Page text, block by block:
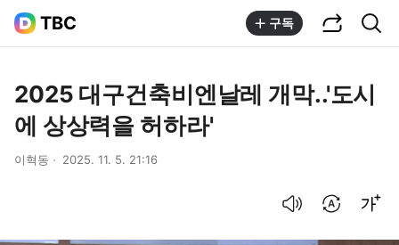
TBC 구독
2025 대구건축비엔날레 개막..'도시
에 상상력을 허하라'
이혁동 2025. 11. 5. 21:16